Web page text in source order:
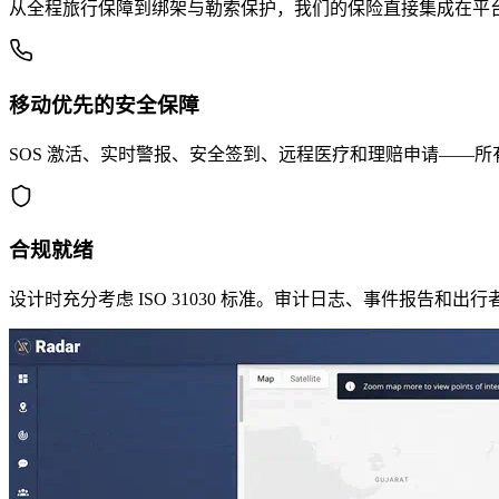
从全程旅行保障到绑架与勒索保护，我们的保险直接集成在
移动优先的安全保障
SOS 激活、实时警报、安全签到、远程医疗和理赔申请——所
合规就绪
设计时充分考虑 ISO 31030 标准。审计日志、事件报告和出